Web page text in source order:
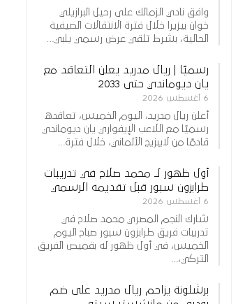
وافق نادي الزمالك على رحيل البرازيلي
خوان بيزيرا خلال فترة الانتقالات الصيفية
الحالية، بشرط تلقي عرض رسمي يلبي…
رسميًا | ريال مدريد يعلن التعاقد مع
يان ديوماندي حتى 2033
6 أغسطس 2026
أعلن ريال مدريد، اليوم الخميس، تعاقده
رسميًا مع اللاعب الإيفواري يان ديوماندي
قادمًا من لايبزيج الألماني، خلال فترة…
أول ظهور لـ محمد صلاح في تدريبات
طرابزون سبور قبل تقديمه الرسمي
6 أغسطس 2026
شارك النجم المصري محمد صلاح في
تدريبات فريق طرابزون سبور صباح اليوم
الخميس، في أول ظهور له بقميص الفريق
التركي،…
برشلونة يزاحم ريال مدريد على ضم